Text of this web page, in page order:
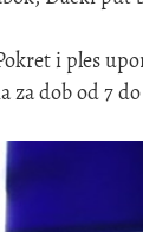
i ples
za dob od 7